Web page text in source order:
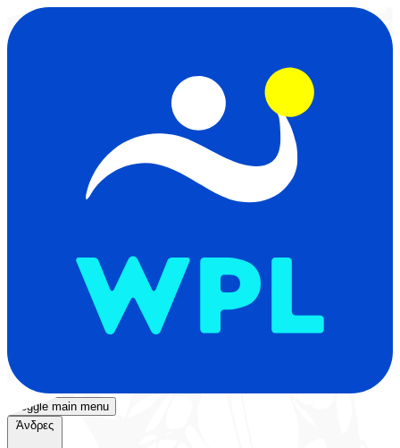
Toggle main menu
Άνδρες